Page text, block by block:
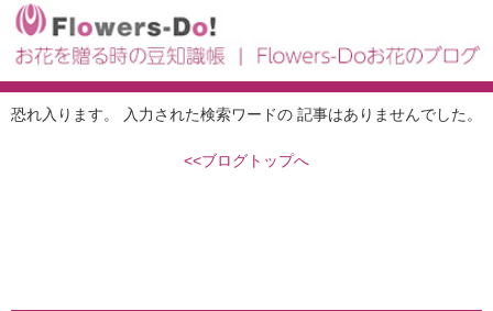
恐れ入ります。 入力された検索ワードの 記事はありませんでした。
<<ブログトップへ